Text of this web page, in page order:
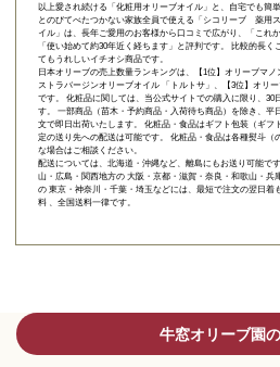
以上愛され続ける「化粧用オリーブオイル 」と、自宅でも簡
とのびてべたつかない家族全員で使える「 シコリーブ 薬用
イル」は、長年ご愛用のお客様から口コミで広がり、「これ
「使い始めて約30年近く経ちます」と評判です。 比較的長
てもうれしいイチオシ商品です。
日本オリーブの売上数量ランキングは、【1位】オリーブマノ
ストラバージンオリーブオイル 「トルトサ」
、【3位】 オリー
です。 化粧品に関しては、当公式サイトでの購入に限り、 30
す。 一部商品（苗木・予約商品・入荷待ち商品）を除き、平
文で即日出荷いたします。 化粧品・食品はギフト包装（ギフ
定の送り先への配送は可能です。 化粧品・食品は各種熨斗（
な場合はご相談ください。
配送については、北海道・沖縄など、離島にもお送り可能で
山・広島・関西地方の 大阪・京都・滋賀・奈良・和歌山・兵
の 東京・神奈川・千葉・埼玉などには、最短で注文の翌日着
料 、全国送料一律です。
牛窓オリーブ園